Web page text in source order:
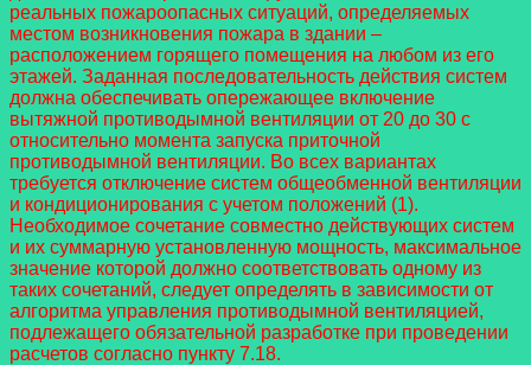
реальных пожароопасных ситуаций, определяемых
местом возникновения пожара в здании –
расположением горящего помещения на любом из его
этажей. Заданная последовательность действия систем
должна обеспечивать опережающее включение
вытяжной противодымной вентиляции от 20 до 30 с
относительно момента запуска приточной
противодымной вентиляции. Во всех вариантах
требуется отключение систем общеобменной вентиляции
и кондиционирования с учетом положений (1).
Необходимое сочетание совместно действующих систем
и их суммарную установленную мощность, максимальное
значение которой должно соответствовать одному из
таких сочетаний, следует определять в зависимости от
алгоритма управления противодымной вентиляцией,
подлежащего обязательной разработке при проведении
расчетов согласно пункту 7.18.